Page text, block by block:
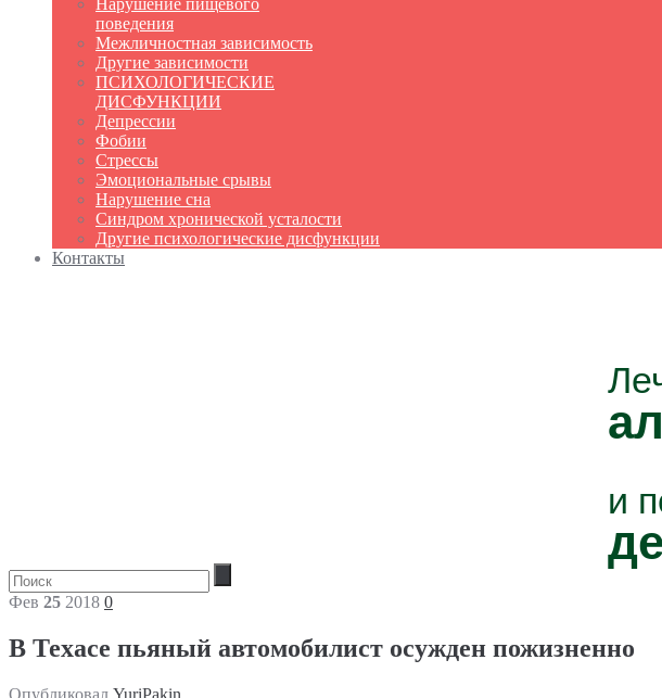
поведения
Межличностная зависимость
Другие зависимости
ПСИХОЛОГИЧЕСКИЕ
ДИСФУНКЦИИ
Депрессии
Фобии
Стрессы
Эмоциональные срывы
Нарушение сна
Синдром хронической усталости
Другие психологические дисфункции
Контакты
и
Фев 25 2018 0
В Техасе пьяный автомобилист осужден пожизненно
Опубликовал YuriPakin